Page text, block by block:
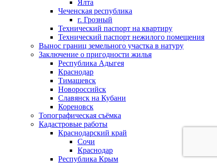
Ялта
Чеченская республика
г. Грозный
Технический паспорт на квартиру
Технический паспорт нежилого помещения
Вынос границ земельного участка в натуру
Заключение о пригодности жилья
Республика Адыгея
Краснодар
Тимашевск
Новороссийск
Славянск на Кубани
Кореновск
Топографическая съёмка
Кадастровые работы
Краснодарский край
Сочи
Краснодар
Республика Крым